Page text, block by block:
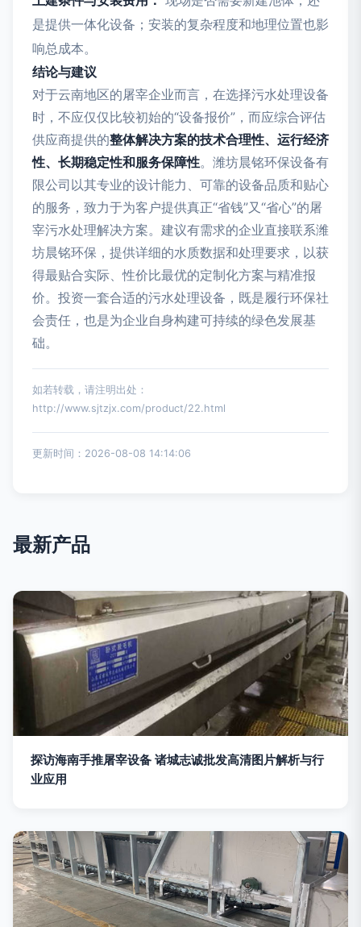
是提供一体化设备；安装的复杂程度和地理位置也影
响总成本。
结论与建议
对于云南地区的屠宰企业而言，在选择污水处理设备
时，不应仅仅比较初始的“设备报价”，而应综合评估
供应商提供的整体解决方案的技术合理性、运行经济
性、长期稳定性和服务保障性。潍坊晨铭环保设备有
限公司以其专业的设计能力、可靠的设备品质和贴心
的服务，致力于为客户提供真正“省钱”又“省心”的屠
宰污水处理解决方案。建议有需求的企业直接联系潍
坊晨铭环保，提供详细的水质数据和处理要求，以获
得最贴合实际、性价比最优的定制化方案与精准报
价。投资一套合适的污水处理设备，既是履行环保社
会责任，也是为企业自身构建可持续的绿色发展基
础。
如若转载，请注明出处：
http://www.sjtzjx.com/product/22.html
更新时间：2026-08-08 14:14:06
最新产品
探访海南手推屠宰设备 诸城志诚批发高清图片解析与行
业应用